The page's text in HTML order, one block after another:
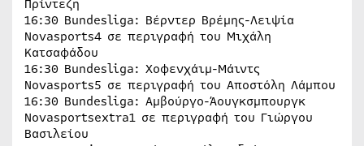
Πρίντεζη
16:30 Bundesliga: Βέρντερ Βρέμης-Λειψία
Novasports4 σε περιγραφή του Μιχάλη
Κατσαφάδου
16:30 Bundesliga: Χοφενχάιμ-Μάιντς
Novasports5 σε περιγραφή του Αποστόλη Λάμπου
16:30 Bundesliga: Αμβούργο-Άουγκσμπουργκ
Novasportsextra1 σε περιγραφή του Γιώργου
Βασιλείου